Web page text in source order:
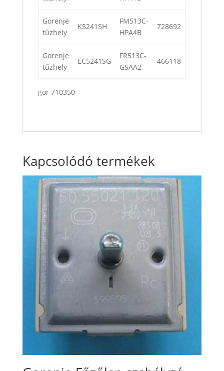
Gorenje
tűzhely
K5241SH
FM513C-
HPA4B
728692
Gorenje
tűzhely
EC5241SG
FR513C-
GSAA2
466118
gor 710350
Kapcsolódó termékek